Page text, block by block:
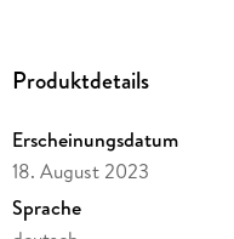
Geheimnis der Violine
in die Farben und Klänge
werden sie von dem
jedem Hinweis ein immer
mysteriösen Geige
Produktdetails
Erscheinungsdatum
18. August 2023
Sprache